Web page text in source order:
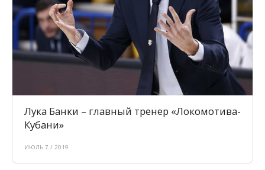
Лука Банки – главный тренер «Локомотива-
Кубани»
ИЮЛЬ 7 / 2019